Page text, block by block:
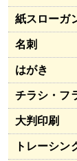
紙スローガ
名刺
はがき
チラシ・フ
大判印刷
トレーシン